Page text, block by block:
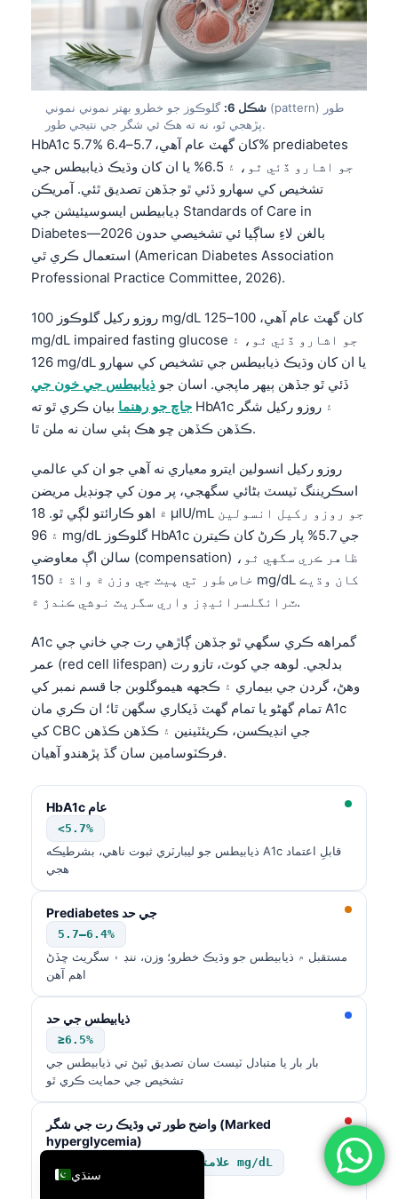
شڪل 6:
گلوڪوز جو خطرو بهتر نموني نموني (pattern) طور
پڙهجي ٿو، نه ته هڪ ئي شگر جي نتيجي طور.
HbA1c 5.7% کان گهٽ عام آهي، 5.7–6.4% prediabetes
جو اشارو ڏئي ٿو، ۽ 6.5% يا ان کان وڌيڪ ذيابيطس جي
تشخيص کي سهارو ڏئي ٿو جڏهن تصديق ٿئي. آمريڪن
ڊيابيطس ايسوسيئيشن جي Standards of Care in
Diabetes—2026 بالغن لاءِ ساڳيا ئي تشخيصي حدون
استعمال ڪري ٿي (American Diabetes Association
Professional Practice Committee, 2026).
روزو رکيل گلوڪوز 100 mg/dL کان گهٽ عام آهي، 100–125
mg/dL impaired fasting glucose جو اشارو ڏئي ٿو، ۽
126 mg/dL يا ان کان وڌيڪ ذيابيطس جي تشخيص کي سهارو
ڏئي ٿو جڏهن ٻيهر ماپجي. اسان جو ذیابيطس جي خون جي
جاچ جو رهنما بيان ڪري ٿو ته HbA1c ۽ روزو رکيل شگر
ڪڏهن ڪڏهن ڇو هڪ ٻئي سان نه ملن ٿا.
روزو رکيل انسولين ايترو معياري نه آهي جو ان کي عالمي
اسڪريننگ ٽيسٽ بڻائي سگهجي، پر مون کي چونڊيل مريضن
۾ اهو ڪارائتو لڳي ٿو. 18 µIU/mL جو روزو رکيل انسولين
۽ 96 mg/dL گلوڪوز HbA1c جي 5.7% پار ڪرڻ کان ڪيترن
سالن اڳ معاوضي (compensation) ظاهر ڪري سگهي ٿو،
خاص طور تي پيٽ جي وزن ۾ واڌ ۽ 150 mg/dL کان وڌيڪ
ٽرائگلسرائيڊز واري سگريٽ نوشي ڪندڙ ۾.
A1c گمراهه ڪري سگهي ٿو جڏهن ڳاڙهي رت جي خاني جي
عمر (red cell lifespan) بدلجي. لوهه جي کوٽ، تازو رت
وهڻ، گردن جي بيماري ۽ ڪجهه هيموگلوبن جا قسم نمبر کي
تمام گهڻو يا تمام گهٽ ڏيکاري سگهن ٿا؛ ان ڪري مان A1c
کي CBC جي انڊيڪسن، ڪريئٽينين ۽ ڪڏهن ڪڏهن
فرڪٽوسامين سان گڏ پڙهندو آهيان.
HbA1c عام
<5.7%
ذيابيطس جو ليبارٽري ثبوت ناهي، بشرطيڪه A1c قابلِ اعتماد
هجي
Prediabetes جي حد
5.7–6.4%
مستقبل ۾ ذيابيطس جو وڌيڪ خطرو؛ وزن، ننڊ ۽ سگريٽ ڇڏڻ
اهم آهن
ذیابيطس جي حد
≥6.5%
بار بار يا متبادل ٽيسٽ سان تصديق ٿيڻ تي ذيابيطس جي
تشخيص جي حمايت ڪري ٿو
واضح طور تي وڌيڪ رت جي شگر (Marked
hyperglycemia)
علامتن سان گڏ گلوڪوز ≥200 mg/dL
فوري ڪلينڪل جائزو گهربل آهي
سنڌي
English
العربية
Français
עִבְרִית
Italiano
Español
Português
Ελληνικά
Română
简体中文
Български
Dansk
Nederlands
Bahasa Indonesia
Íslenska
Српски језик
Svenska
Bosanski
Azərbaycan dili
日本語
Čeština
ქართული
Русский
Polski
한국어
Slovenščina
Magyar
Shqip
বাংলা
اردو
मराठी
తెలుగు